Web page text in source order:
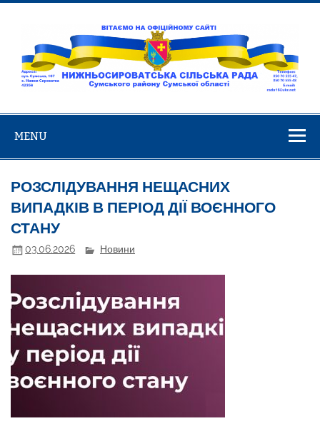
Skip
сільська
MENU
РОЗСЛІДУВАННЯ НЕЩАСНИХ
ВИПАДКІВ В ПЕРІОД ДІЇ ВОЄННОГО
СТАНУ
03.06.2026 Новини